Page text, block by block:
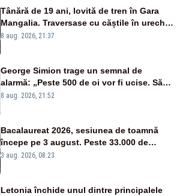
Tânără de 19 ani, lovită de tren în Gara
Mangalia. Traversase cu căștile în urechi
liniile printr-un loc nepermis
8 aug. 2026, 21:37
George Simion trage un semnal de
alarmă: „Peste 500 de oi vor fi ucise. Să
vedem dacă ciobanii vor fi despăgubiți”
8 aug. 2026, 21:52
Bacalaureat 2026, sesiunea de toamnă
începe pe 3 august. Peste 33.000 de
absolvenți sunt înscriși
3 aug. 2026, 08:23
Letonia închide unul dintre principalele